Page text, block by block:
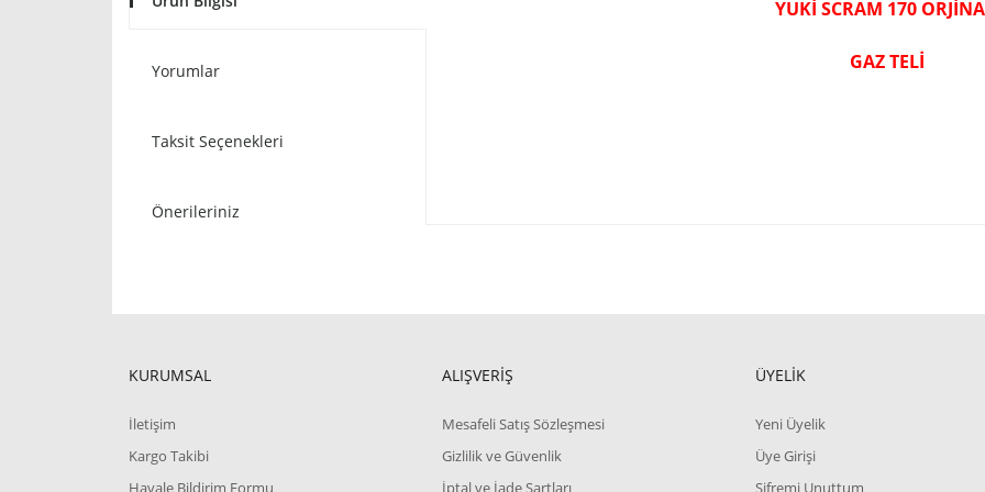
Yorumlar
Taksit Seçenekleri
Önerileriniz
YUKİ SCRAM 170
GAZ TELİ
KURUMSAL
İletişim
Kargo Takibi
Havale Bildirim Formu
ALIŞVERİŞ
Mesafeli Satış Sözleşmesi
Gizlilik ve Güvenlik
İptal ve İade Şartları
ÜYELİK
Yeni Üyelik
Üye Girişi
Şifremi Unuttum